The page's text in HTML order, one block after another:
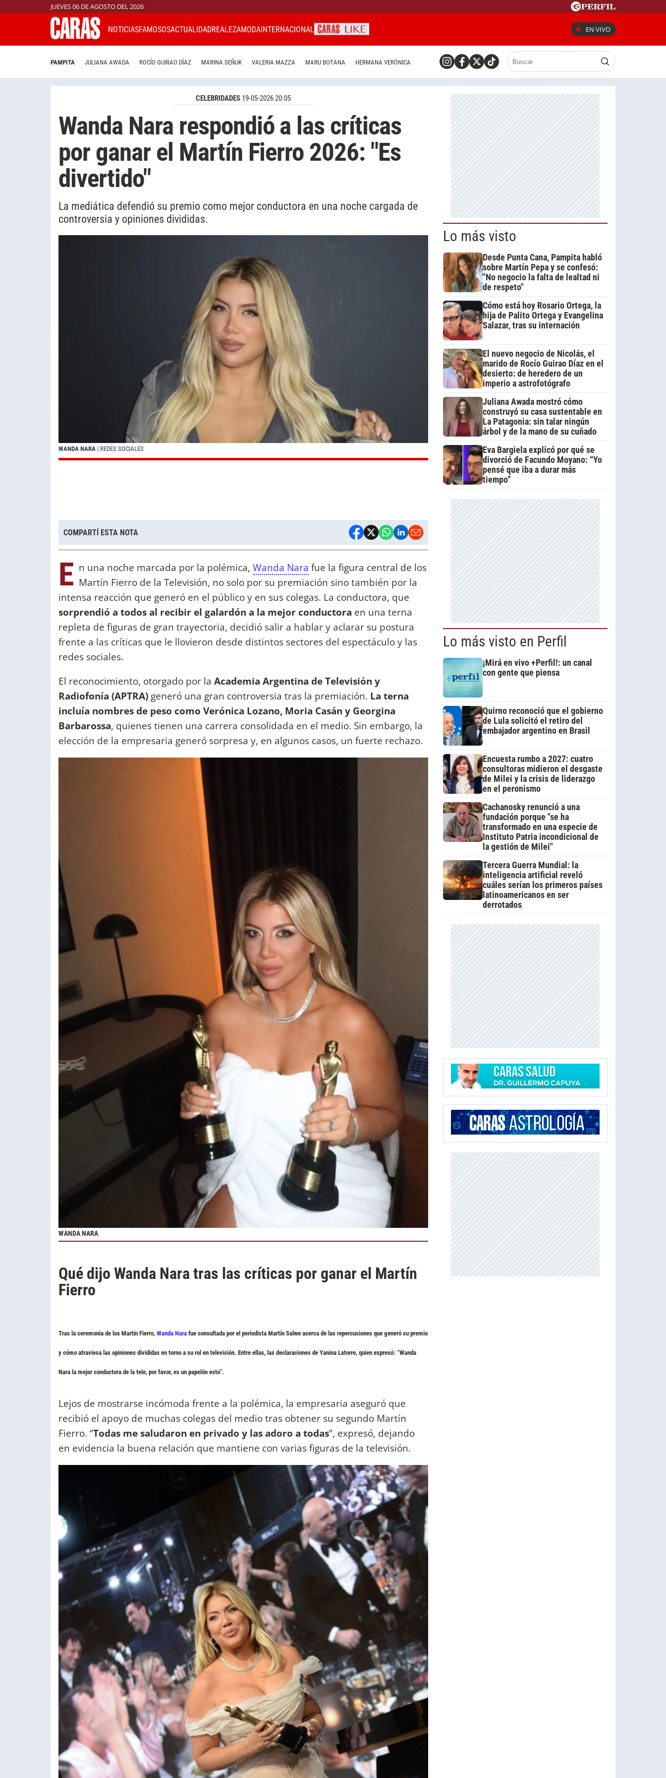
JUEVES 06 DE AGOSTO DEL 2026
NOTICIASFAMOSOSACTUALIDADREALEZAMODAINTERNACIONAL EN VIVO
PAMPITA JULIANA AWADA ROCÍO GUIRAO DÍAZ MARINA SEÑUK VALERIA MAZZA MARU BOTANA HERMANA VERÓNICA
CELEBRIDADES 19-05-2026 20:05
Wanda Nara respondió a las críticas
por ganar el Martín Fierro 2026: "Es
divertido"
La mediática defendió su premio como mejor conductora en una noche cargada de
controversia y opiniones divididas.
WANDA NARA | REDES SOCIALES
COMPARTÍ ESTA NOTA
E n una noche marcada por la polémica, Wanda Nara fue la figura central de los
Martín Fierro de la Televisión, no solo por su premiación sino también por la
intensa reacción que generó en el público y en sus colegas. La conductora, que
sorprendió a todos al recibir el galardón a la mejor conductora en una terna
repleta de figuras de gran trayectoria, decidió salir a hablar y aclarar su postura
frente a las críticas que le llovieron desde distintos sectores del espectáculo y las
redes sociales.
El reconocimiento, otorgado por la Academia Argentina de Televisión y
Radiofonía (APTRA) generó una gran controversia tras la premiación. La terna
incluía nombres de peso como Verónica Lozano, Moria Casán y Georgina
Barbarossa, quienes tienen una carrera consolidada en el medio. Sin embargo, la
elección de la empresaria generó sorpresa y, en algunos casos, un fuerte rechazo.
WANDA NARA
Qué dijo Wanda Nara tras las críticas por ganar el Martín
Fierro
Tras la ceremonia de los Martín Fierro, Wanda Nara fue consultada por el periodista Martín Salwe acerca de las repercusiones que generó su premio
y cómo atraviesa las opiniones divididas en torno a su rol en televisión. Entre ellas, las declaraciones de Yanina Latorre, quien expresó: “Wanda
Nara la mejor conductora de la tele, por favor, es un papelón esto”.
Lejos de mostrarse incómoda frente a la polémica, la empresaria aseguró que
recibió el apoyo de muchas colegas del medio tras obtener su segundo Martín
Fierro. “Todas me saludaron en privado y las adoro a todas”, expresó, dejando
en evidencia la buena relación que mantiene con varias figuras de la televisión.
Lo más visto
Desde Punta Cana, Pampita habló
sobre Martín Pepa y se confesó:
"No negocio la falta de lealtad ni
de respeto"
Cómo está hoy Rosario Ortega, la
hija de Palito Ortega y Evangelina
Salazar, tras su internación
El nuevo negocio de Nicolás, el
marido de Rocío Guirao Díaz en el
desierto: de heredero de un
imperio a astrofotógrafo
Juliana Awada mostró cómo
construyó su casa sustentable en
La Patagonia: sin talar ningún
árbol y de la mano de su cuñado
Eva Bargiela explicó por qué se
divorció de Facundo Moyano: “Yo
pensé que iba a durar más
tiempo”
Lo más visto en Perfil
¡Mirá en vivo +Perfil!: un canal
con gente que piensa
Quirno reconoció que el gobierno
de Lula solicitó el retiro del
embajador argentino en Brasil
Encuesta rumbo a 2027: cuatro
consultoras midieron el desgaste
de Milei y la crisis de liderazgo
en el peronismo
Cachanosky renunció a una
fundación porque "se ha
transformado en una especie de
Instituto Patria incondicional de
la gestión de Milei"
Tercera Guerra Mundial: la
inteligencia artificial reveló
cuáles serían los primeros países
latinoamericanos en ser
derrotados